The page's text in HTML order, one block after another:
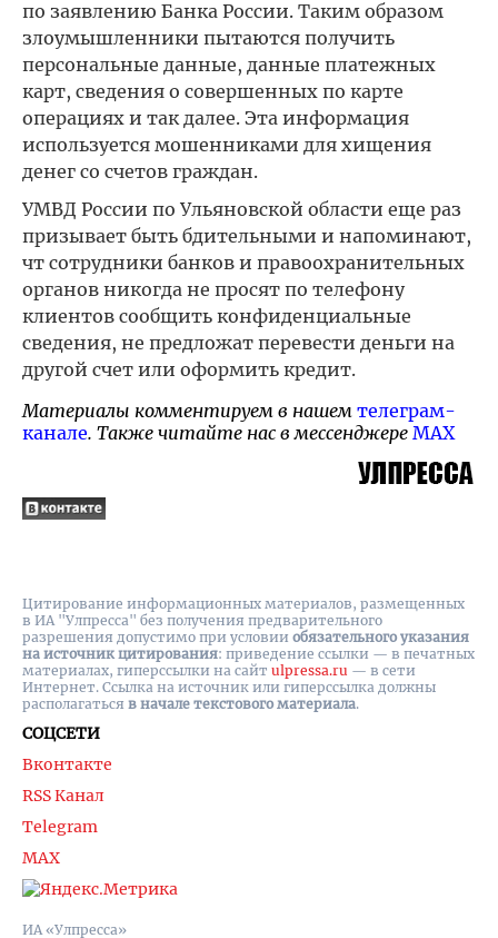
по заявлению Банка России. Таким образом
злоумышленники пытаются получить
персональные данные, данные платежных
карт, сведения о совершенных по карте
операциях и так далее. Эта информация
используется мошенниками для хищения
денег со счетов граждан.
УМВД России по Ульяновской области еще раз
призывает быть бдительными и напоминают,
чт сотрудники банков и правоохранительных
органов никогда не просят по телефону
клиентов сообщить конфиденциальные
сведения, не предложат перевести деньги на
другой счет или оформить кредит.
Материалы комментируем в нашем телеграм-
канале. Также читайте нас в мессенджере MAX
ИА «Улпресса»
СОЦСЕТИ
Вконтакте
RSS Канал
Telegram
MAX
Цитирование информационных материалов, размещенных
в ИА "Улпресса" без получения предварительного
разрешения допустимо при условии обязательного указания
на источник цитирования: приведение ссылки — в печатных
материалах, гиперссылки на cайт ulpressa.ru — в сети
Интернет. Ссылка на источник или гиперссылка должны
располагаться в начале текстового материала.